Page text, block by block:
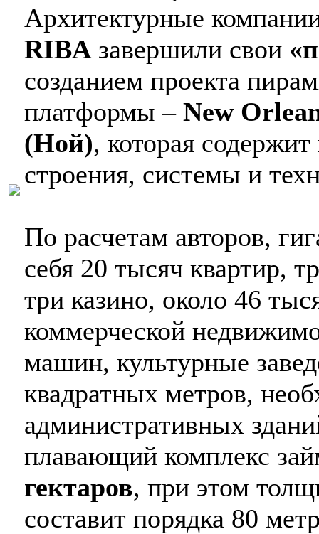
Архитектурные
RIBA завершили свои
созданием проекта
платформы – New
(Ной), которая
строения, системы и
По расчетам авторов,
себя 20 тысяч квартир,
три казино, около 46
коммерческой
машин, культурные
квадратных метров,
административных
плавающий комплекс
гектаров, при этом
составит порядка 80